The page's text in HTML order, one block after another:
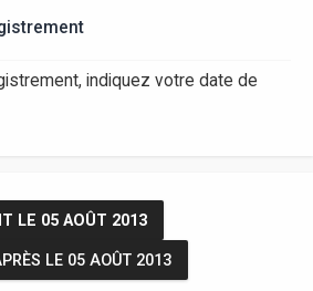
indiquez votre date de
LE 05 AOÛT 2013
LE 05 AOÛT 2013